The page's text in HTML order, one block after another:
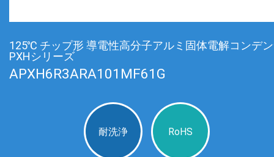
125℃ チップ形 導電性高分子アルミ固体電解コンデ
PXHシリーズ
APXH6R3ARA101MF61G
耐洗浄 RoHS